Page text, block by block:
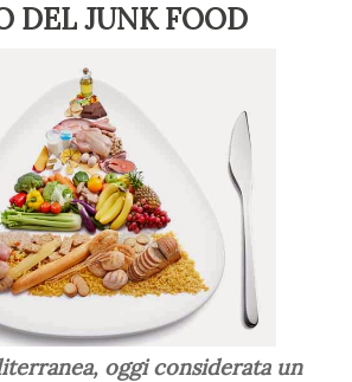
DEL JUNK FOOD